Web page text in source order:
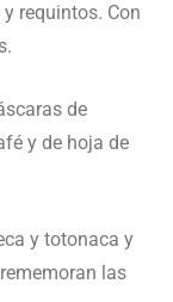
requintos. Con
de
y de hoja de
y totonaca y
las